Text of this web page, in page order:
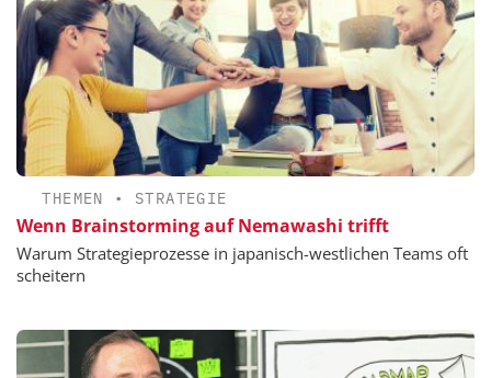
THEMEN • STRATEGIE
Wenn Brainstorming auf Nemawashi trifft
Warum Strategieprozesse in japanisch-westlichen Teams oft
scheitern